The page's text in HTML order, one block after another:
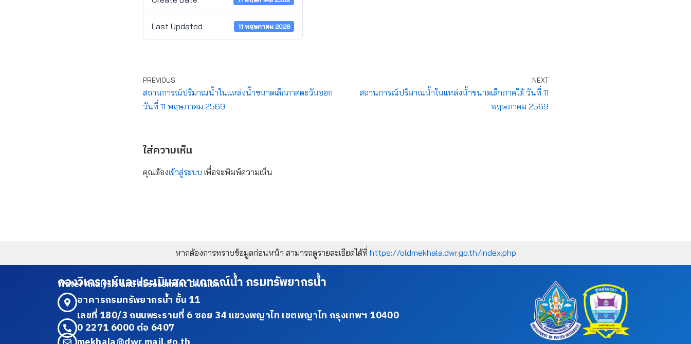
Last Updated 11 พฤษภาคม 2026
PREVIOUS
สถานการณ์ปริมาณน้ำในแหล่งน้ำขนาดเล็กภาคตะวันออก
วันที่ 11 พฤษภาคม 2569
NEXT
สถานการณ์ปริมาณน้ำในแหล่งน้ำขนาดเล็กภาคใต้ วันที่ 11
พฤษภาคม 2569
ใส่ความเห็น
คุณต้องเข้าสู่ระบบ เพื่อจะพิมพ์ความเห็น
หากต้องการทราบข้อมูลก่อนหน้า สามารถดูรายละเอียดได้ที่ https://oldmekhala.dwr.go.th/index.php
กองวิเคราะห์และประเมินสถานการณ์น้ำ กรมทรัพยากรน้ำ
Water Analysis and Assessment Division
อาคารกรมทรัพยากรน้ำ ชั้น 11
เลขที่ 180/3 ถนนพระรามที่ 6 ซอย 34 แขวงพญาไท เขตพญาไท กรุงเทพฯ 10400
0 2271 6000 ต่อ 6407